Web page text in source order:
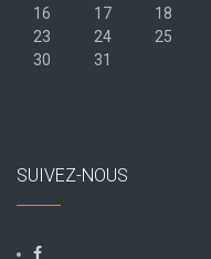
16
17 18
23
24 25
30
31
SUIVEZ-NOUS